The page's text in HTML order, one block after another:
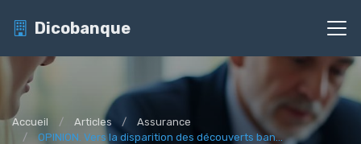
Dicobanque
Accueil Articles
Assurance
OPINION. Vers la disparition des découverts ban...